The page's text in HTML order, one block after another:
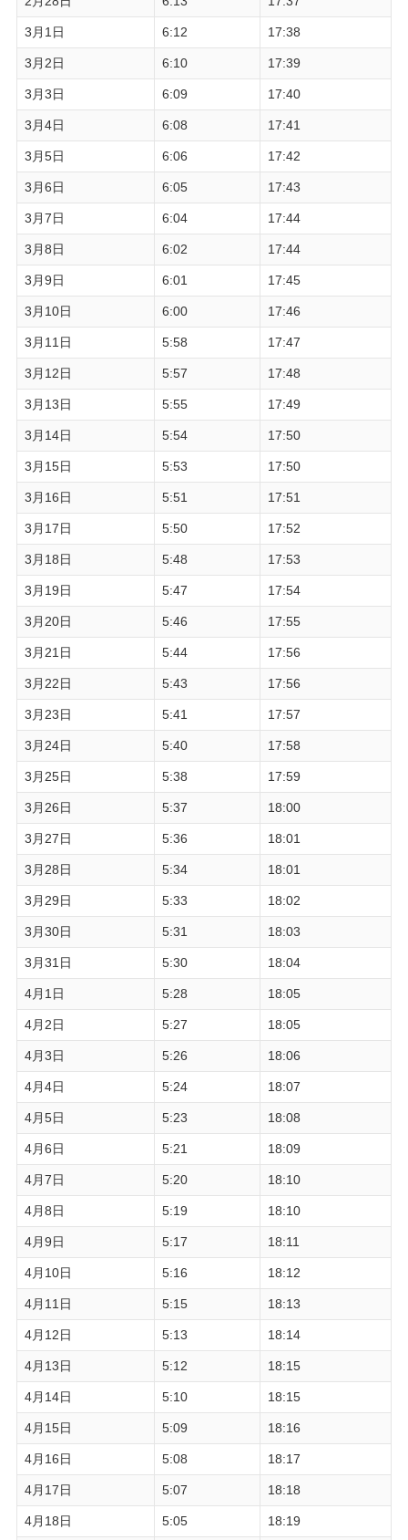
3月1日 6:12 17:38
3月2日 6:10 17:39
3月3日 6:09 17:40
3月4日 6:08 17:41
3月5日 6:06 17:42
3月6日 6:05 17:43
3月7日 6:04 17:44
3月8日 6:02 17:44
3月9日 6:01 17:45
3月10日 6:00 17:46
3月11日 5:58 17:47
3月12日 5:57 17:48
3月13日 5:55 17:49
3月14日 5:54 17:50
3月15日 5:53 17:50
3月16日 5:51 17:51
3月17日 5:50 17:52
3月18日 5:48 17:53
3月19日 5:47 17:54
3月20日 5:46 17:55
3月21日 5:44 17:56
3月22日 5:43 17:56
3月23日 5:41 17:57
3月24日 5:40 17:58
3月25日 5:38 17:59
3月26日 5:37 18:00
3月27日 5:36 18:01
3月28日 5:34 18:01
3月29日 5:33 18:02
3月30日 5:31 18:03
3月31日 5:30 18:04
4月1日 5:28 18:05
4月2日 5:27 18:05
4月3日 5:26 18:06
4月4日 5:24 18:07
4月5日 5:23 18:08
4月6日 5:21 18:09
4月7日 5:20 18:10
4月8日 5:19 18:10
4月9日 5:17 18:11
4月10日 5:16 18:12
4月11日 5:15 18:13
4月12日 5:13 18:14
4月13日 5:12 18:15
4月14日 5:10 18:15
4月15日 5:09 18:16
4月16日 5:08 18:17
4月17日 5:07 18:18
4月18日 5:05 18:19